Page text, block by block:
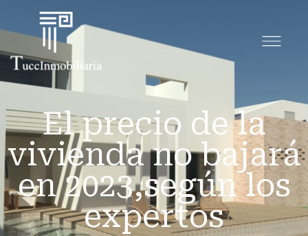
El precio de la
vivienda no bajará
en 2023,según los
expertos